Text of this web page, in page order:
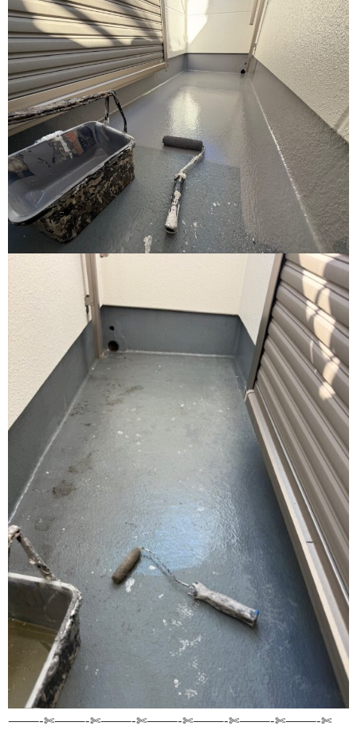
———-✄———-✄———-✄———-✄———-✄———-✄———-✄